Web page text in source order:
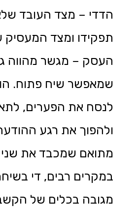
הדדי – מצד העובד
תפקידו ומצד המעסיק
העסק – מגשר מהווה
שמאפשר שיח פתוח.
לנסח את הפערים,
ולהפוך את רגע
מתואם שמכבד את
במקרים רבים, די
מגובה בכלים של